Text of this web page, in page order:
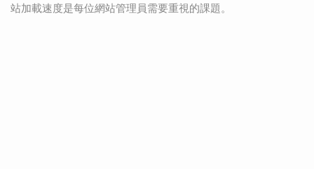
站加載速度是每位網站管理員需要重視的課題。